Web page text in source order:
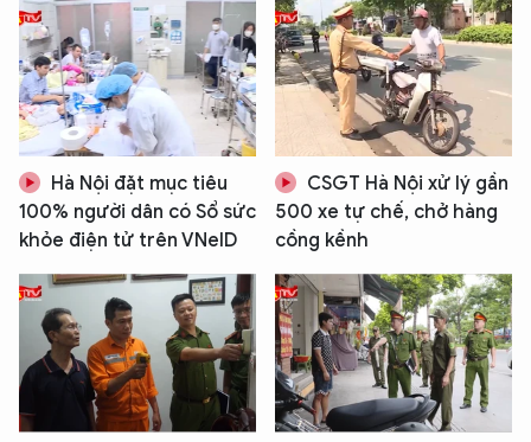
Hà Nội đặt mục tiêu
100% người dân có Sổ sức
khỏe điện tử trên VNeID
CSGT Hà Nội xử lý gần
500 xe tự chế, chở hàng
cồng kềnh